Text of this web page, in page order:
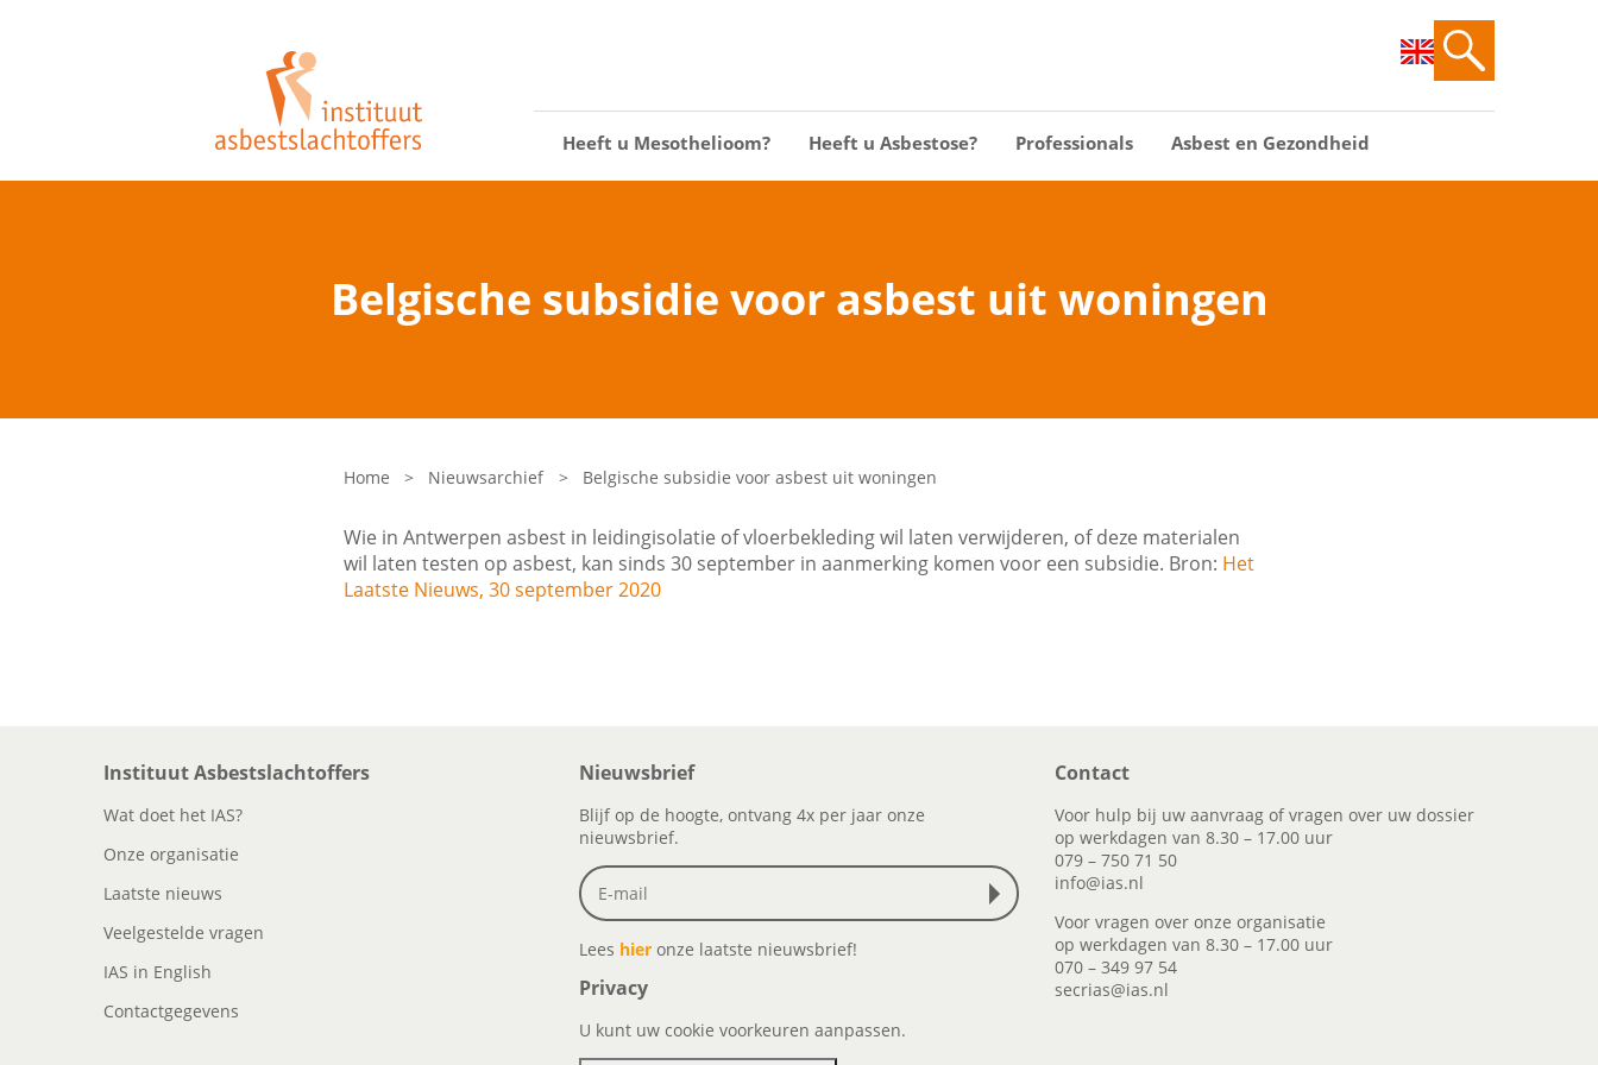
Heeft u Mesothelioom? Heeft u Asbestose? Professionals Asbest en Gezondheid
Belgische subsidie voor asbest uit woningen
Home > Nieuwsarchief > Belgische subsidie voor asbest uit woningen
Wie in Antwerpen asbest in leidingisolatie of vloerbekleding wil laten verwijderen, of deze materialen
wil laten testen op asbest, kan sinds 30 september in aanmerking komen voor een subsidie. Bron: Het
Laatste Nieuws, 30 september 2020
Instituut Asbestslachtoffers
Wat doet het IAS?
Onze organisatie
Laatste nieuws
Veelgestelde vragen
IAS in English
Contactgegevens
Nieuwsbrief
Blijf op de hoogte, ontvang 4x per jaar onze
nieuwsbrief.
Lees hier onze laatste nieuwsbrief!
Privacy
U kunt uw cookie voorkeuren aanpassen.
Contact
Voor hulp bij uw aanvraag of vragen over uw dossier
op werkdagen van 8.30 – 17.00 uur
079 – 750 71 50
info@ias.nl
Voor vragen over onze organisatie
op werkdagen van 8.30 – 17.00 uur
070 – 349 97 54
secrias@ias.nl